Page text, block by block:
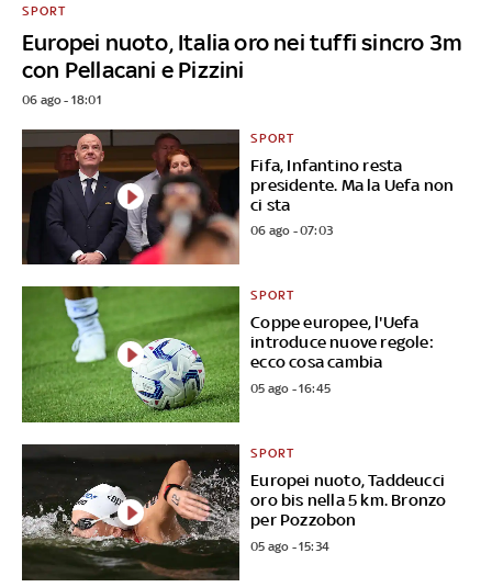
Europei nuoto, Italia oro nei tuffi sincro 3m
con Pellacani e Pizzini
SPORT
06 ago - 18:01
Fifa, Infantino resta
presidente. Ma la Uefa non
ci sta
SPORT
06 ago - 07:03
Coppe europee, l'Uefa
introduce nuove regole:
ecco cosa cambia
SPORT
05 ago - 16:45
Europei nuoto, Taddeucci
oro bis nella 5 km. Bronzo
per Pozzobon
SPORT
05 ago - 15:34